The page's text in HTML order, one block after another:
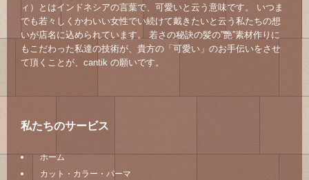
ィ）とはインドネシアの言葉で、可愛いと云う意味です。 いつま
でも若々しくかわいい女性でい続けて戴きたいと云う私たちの想
いが店名に込められています。 若さの秘訣の髪の”艶”素材作りに
もこだわった私達の技術が、貴方の「可愛い」のお手伝いをさせ
て頂くことが、cantik の願いです。
私たちのサービス
ホーム
カット・カラー・パーマ